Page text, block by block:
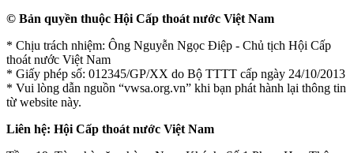
© Bản quyền thuộc Hội Cấp thoát nước Việt Nam
* Chịu trách nhiệm: Ông Nguyễn Ngọc Điệp - Chủ tịch Hội Cấp
thoát nước Việt Nam
* Giấy phép số: 012345/GP/XX do Bộ TTTT cấp ngày 24/10/2013
* Vui lòng dẫn nguồn “vwsa.org.vn” khi bạn phát hành lại thông tin
từ website này.
Liên hệ: Hội Cấp thoát nước Việt Nam